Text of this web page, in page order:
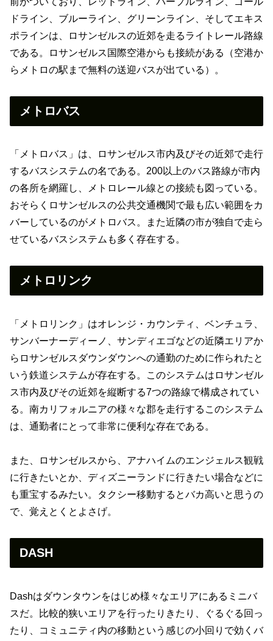
ドライン、ブルーライン、グリーンライン、そしてエキス
ポラインは、ロサンゼルスの近郊を走るライトレール路線
である。ロサンゼルス国際空港からも接続がある（空港か
らメトロの駅まで無料の送迎バスが出ている）。
メトロバス
「メトロバス」は、ロサンゼルス市内及びその近郊で走行
するバスシステムの名である。200以上のバス路線が市内
の各所を網羅し、メトロレール線との接続も図っている。
おそらくロサンゼルスの公共交通機関で最も広い範囲をカ
バーしているのがメトロバス。また近隣の市が独自で走ら
せているバスシステムも多く存在する。
メトロリンク
「メトロリンク」はオレンジ・カウンティ、ベンチュラ、
サンバーナーディーノ、サンディエゴなどの近隣エリアか
らロサンゼルスダウンダウンへの通勤のために作られたと
いう鉄道システムが存在する。このシステムはロサンゼル
ス市内及びその近郊を縦断する7つの路線で構成されてい
る。南カリフォルニアの様々な郡を走行するこのシステム
は、通勤者にとって非常に便利な存在である。
また、ロサンゼルスから、アナハイムのエンジェルス観戦
に行きたいとか、ディズニーランドに行きたい場合などに
も重宝するみたい。タクシー移動するとバカ高いと思うの
で、覚えとくとよさげ。
DASH
Dashはダウンタウンをはじめ様々なエリアにあるミニバ
スだ。比較的狭いエリアを行ったりきたり、ぐるぐる回っ
たり、コミュニティ内の移動という感じの小回りで効くバ